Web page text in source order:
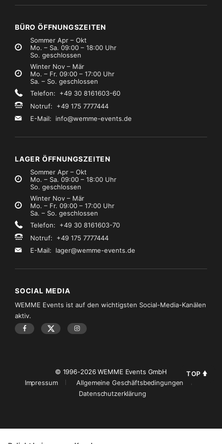
MwSt.)
(zzgl. MwSt.)
BÜRO ÖFFNUNGSZEITEN
Sommer Apr – Okt
Mo. – Sa. 09:00 – 18:00 Uhr
So. geschlossen
Winter Nov – Mär
Mo. – Fr. 09:00 – 17:00 Uhr
Sa. – So. geschlossen
Telefon: +49 30 8161603-60
Notruf: +49 175 7777444
E-Mail: info@wemme-events.de
LAGER ÖFFNUNGSZEITEN
Sommer Apr – Okt
Mo. – Sa. 09:00 – 18:00 Uhr
So. geschlossen
Winter Nov – Mär
Mo. – Fr. 09:00 – 17:00 Uhr
Sa. – So. geschlossen
Telefon: +49 30 8161603-70
Notruf: +49 175 7777444
E-Mail: lager@wemme-events.de
SOCIAL MEDIA
WEMME Events ist auf den wichtigsten Social-Media-Kanälen
aktiv.
© 1996-2026 WEMME Events GmbH
Impressum
Allgemeine Geschäftsbedingungen
Datenschutzerklärung
TOP